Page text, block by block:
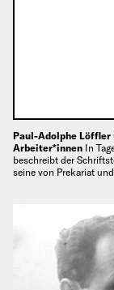
Paul-Adolphe Löffler
Arbeiter*innen In
beschreibt der
seine von Prekariat